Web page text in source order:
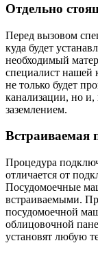
Отдельно
Перед вызовом
куда будет
необходимый
специалист нашей
не только будет
канализации, но и,
заземлением.
Встраиваемая
Процедура
отличается от
Посудомоечные
встраиваемыми.
посудомоечной
облицовочной
установят любую